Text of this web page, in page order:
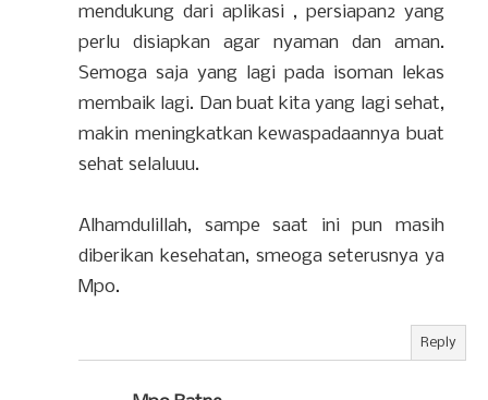
mendukung dari aplikasi , persiapan2 yang
perlu disiapkan agar nyaman dan aman.
Semoga saja yang lagi pada isoman lekas
membaik lagi. Dan buat kita yang lagi sehat,
makin meningkatkan kewaspadaannya buat
sehat selaluuu.
Alhamdulillah, sampe saat ini pun masih
diberikan kesehatan, smeoga seterusnya ya
Mpo.
Reply